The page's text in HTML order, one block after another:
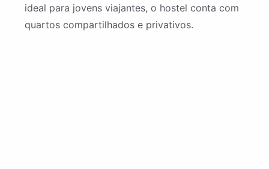
ideal para jovens viajantes, o hostel conta com
quartos compartilhados e privativos.